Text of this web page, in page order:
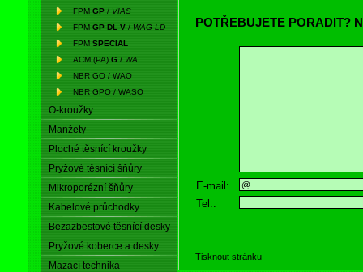
FPM GP / VIAS
FPM GP DL V / WAG LD
FPM SPECIAL
ACM (PA) G / WA
NBR GO / WAO
NBR GPO / WASO
O-kroužky
Manžety
Ploché těsnící kroužky
Pryžové těsnící šňůry
Mikroporézní šňůry
Kabelové průchodky
Bezazbestové těsnící desky
Pryžové koberce a desky
Mazací technika
POTŘEBUJETE PORADIT?
E-mail:
Tel.:
Tisknout stránku